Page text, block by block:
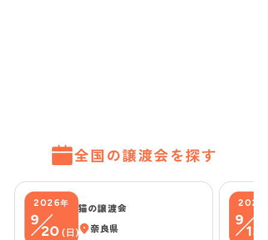
全国の譲渡会を探す
2026年
9
20 ( 日)
猫の譲渡会
奈良県
2026
9
13